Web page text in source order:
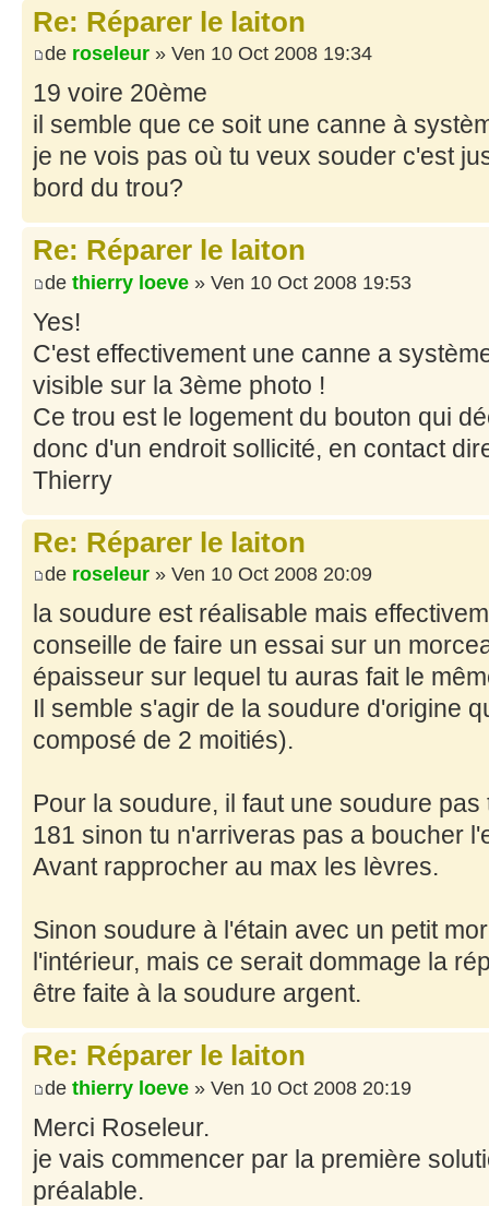
Re: Réparer le laiton
de roseleur » Ven 10 Oct 2008 19:34
19 voire 20ème
il semble que ce soit une canne à
je ne vois pas où tu veux souder c'est
bord du trou?
Re: Réparer le laiton
de thierry loeve » Ven 10 Oct 2008 19:53
Yes!
C'est effectivement une canne a
visible sur la 3ème photo !
Ce trou est le logement du bouton qui
donc d'un endroit sollicité, en contact
Thierry
Re: Réparer le laiton
de roseleur » Ven 10 Oct 2008 20:09
la soudure est réalisable mais
conseille de faire un essai sur un
épaisseur sur lequel tu auras fait le
Il semble s'agir de la soudure d'origine
composé de 2 moitiés).
Pour la soudure, il faut une soudure
181 sinon tu n'arriveras pas a boucher
Avant rapprocher au max les lèvres.
Sinon soudure à l'étain avec un petit
l'intérieur, mais ce serait dommage la
être faite à la soudure argent.
Re: Réparer le laiton
de thierry loeve » Ven 10 Oct 2008 20:19
Merci Roseleur.
je vais commencer par la première
préalable.